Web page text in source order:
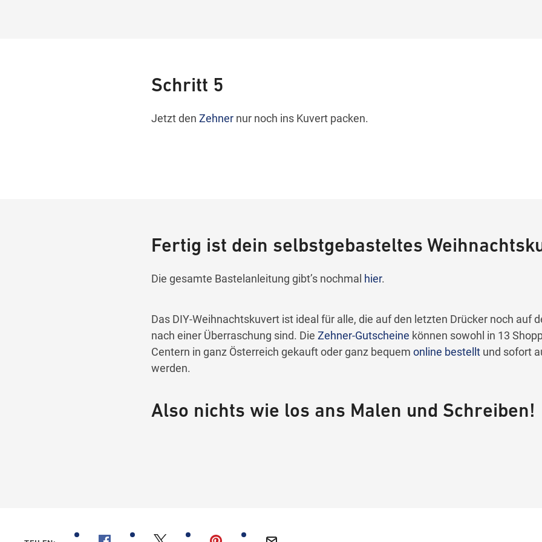
Schritt 5
Jetzt den Zehnernur noch ins Kuvert packen.
Fertig ist dein selbstgebasteltes
Die gesamte Bastelanleitung gibt’s nochmal hier.
Das DIY-Weihnachtskuvert ist ideal für alle, die auf den letzten Drücker noch auf
nach einer Überraschung sind. Die Zehner-Gutscheine können sowohl in 13
Centern in ganz Österreich gekauft oder ganz bequem online bestelltund sofort
werden.
Also nichts wie los ans Malen und Schreiben!